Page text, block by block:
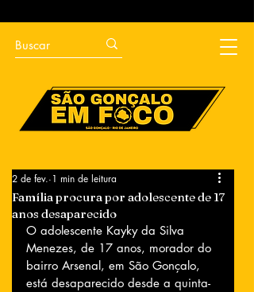
Família procura por adolescente de 17
anos desaparecido
2 de fev. 1 min de leitura
O adolescente Kayky da Silva
Menezes, de 17 anos, morador do
bairro Arsenal, em São Gonçalo,
está desaparecido desde a quinta-